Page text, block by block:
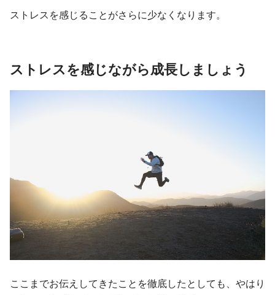
ストレスを感じることがさらに少なくなります。
ストレスを感じながら成長しましょう
ここまでお伝えしてきたことを徹底したとしても、やはり